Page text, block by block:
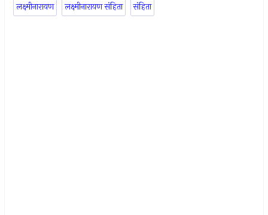
लक्ष्मीनारायण
लक्ष्मीनारायण संहिता संहिता